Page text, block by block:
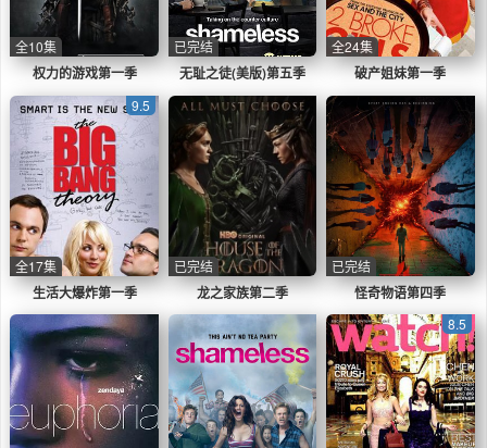
权力的游戏第一季
全10集
无耻之徒(美版)第五季
已完结
破产姐妹第一季
全24集
生活大爆炸第一季
9.5
全17集
龙之家族第二季
已完结
怪奇物语第四季
已完结
8.5